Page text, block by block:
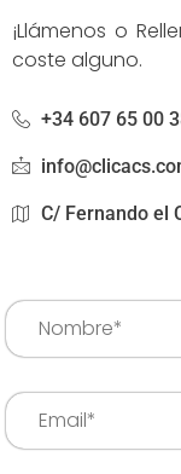
¡Llámenos o
coste alguno.
+34 607 65 00
C/ Fernando el